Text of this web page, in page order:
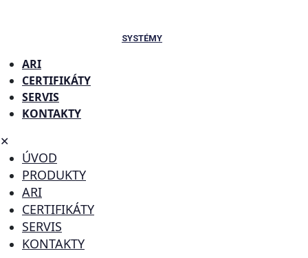
SYSTÉMY
ARI
CERTIFIKÁTY
SERVIS
KONTAKTY
✕
ÚVOD
PRODUKTY
ARI
CERTIFIKÁTY
SERVIS
KONTAKTY